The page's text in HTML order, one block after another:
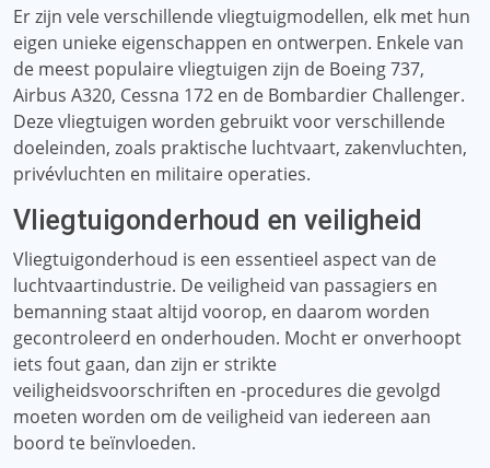
Er zijn vele verschillende vliegtuigmodellen, elk met hun
eigen unieke eigenschappen en ontwerpen. Enkele van
de meest populaire vliegtuigen zijn de Boeing 737,
Airbus A320, Cessna 172 en de Bombardier Challenger.
Deze vliegtuigen worden gebruikt voor verschillende
doeleinden, zoals praktische luchtvaart, zakenvluchten,
privévluchten en militaire operaties.
Vliegtuigonderhoud en veiligheid
Vliegtuigonderhoud is een essentieel aspect van de
luchtvaartindustrie. De veiligheid van passagiers en
bemanning staat altijd voorop, en daarom worden
gecontroleerd en onderhouden. Mocht er onverhoopt
iets fout gaan, dan zijn er strikte
veiligheidsvoorschriften en -procedures die gevolgd
moeten worden om de veiligheid van iedereen aan
boord te beïnvloeden.